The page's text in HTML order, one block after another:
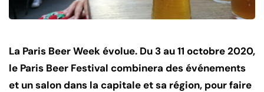
La Paris Beer Week évolue. Du 3 au 11 octobre 2020,
le Paris Beer Festival combinera des événements
et un salon dans la capitale et sa région, pour faire